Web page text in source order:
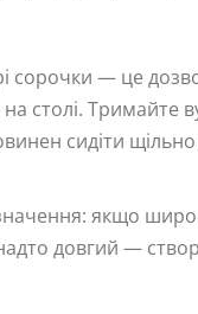
сорочки — це
столі.
сидіти
якщо
довгий —